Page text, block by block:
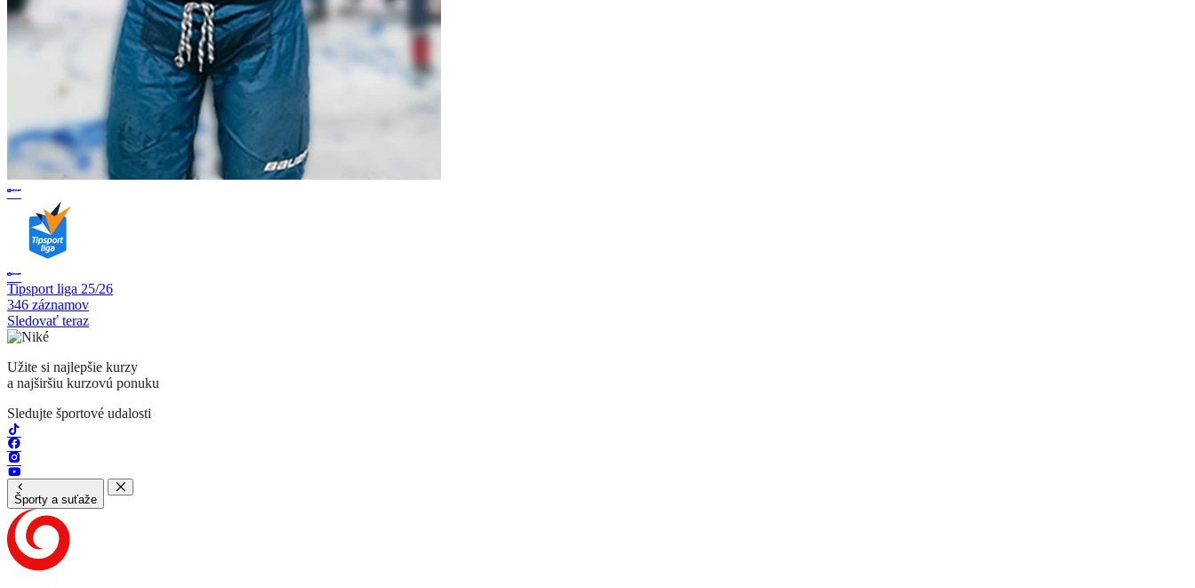
Tipsport liga 25/26
346 záznamov
Sledovať teraz
Užite si najlepšie kurzy
a najširšiu kurzovú ponuku
Sledujte športové udalosti
Športy a suťaže